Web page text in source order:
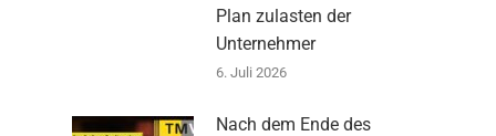
Plan zulasten der
Unternehmer
6. Juli 2026
Nach dem Ende des